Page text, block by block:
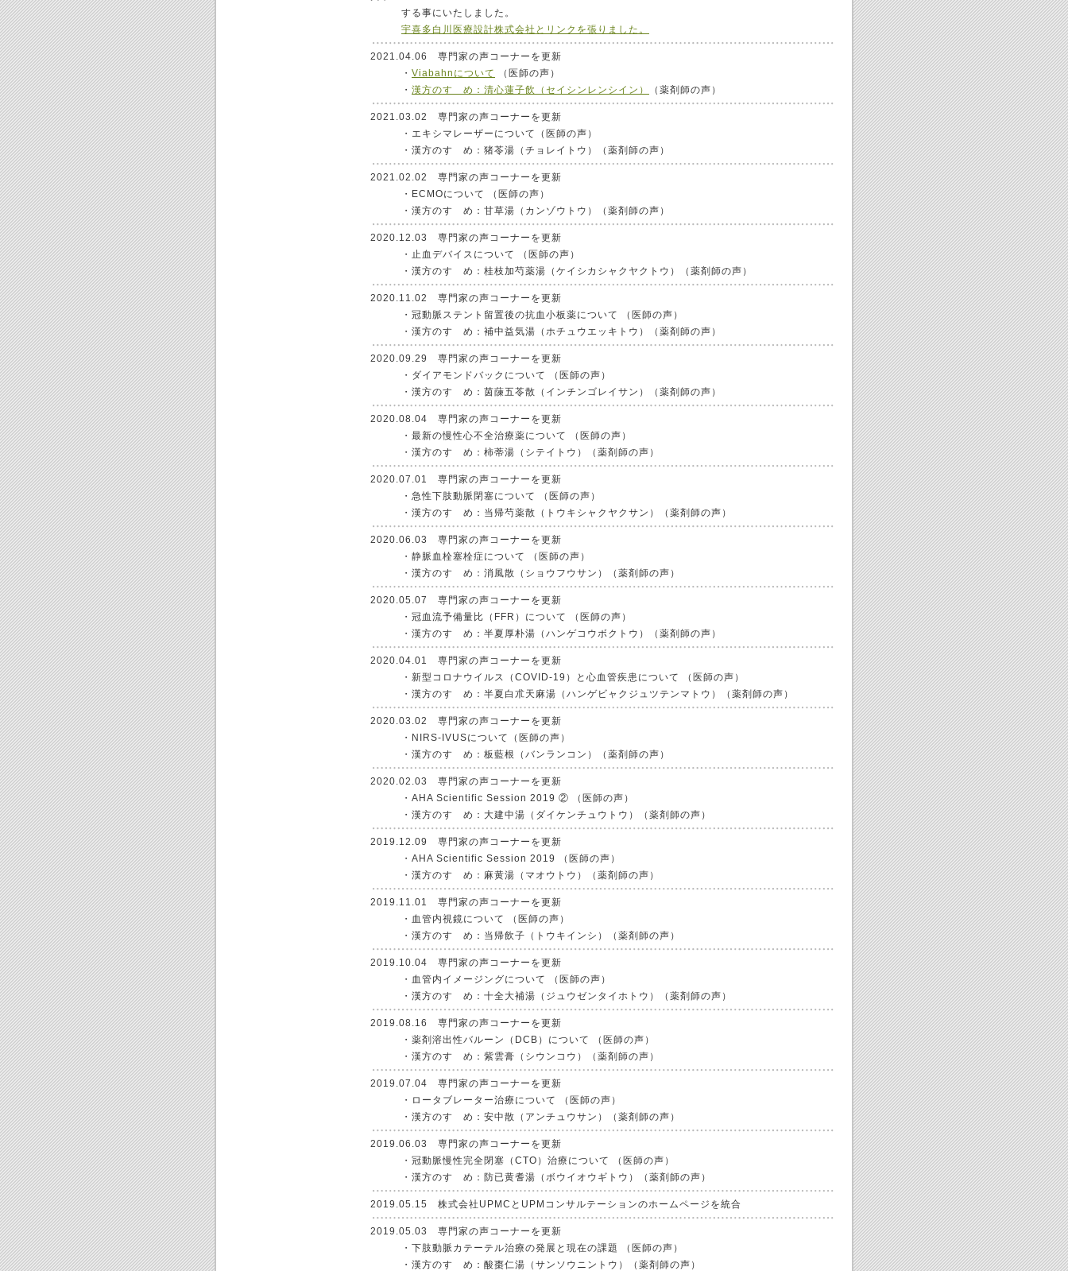
する事にいたしました。
宇喜多白川医療設計株式会社とリンクを張りました。
2021.04.06 専門家の声コーナーを更新
・ Viabahnについて
（医師の声）
・ 漢方のすゝめ：清心蓮子飲（セイシンレンシイン） （薬剤師の声）
2021.03.02 専門家の声コーナーを更新
・エキシマレーザーについて（医師の声）
・漢方のすゝめ：猪苓湯（チョレイトウ）（薬剤師の声）
2021.02.02 専門家の声コーナーを更新
・ECMOについて （医師の声）
・漢方のすゝめ：甘草湯（カンゾウトウ）（薬剤師の声）
2020.12.03 専門家の声コーナーを更新
・止血デバイスについて （医師の声）
・漢方のすゝめ：桂枝加芍薬湯（ケイシカシャクヤクトウ）（薬剤師の声）
2020.11.02 専門家の声コーナーを更新
・冠動脈ステント留置後の抗血小板薬について （医師の声）
・漢方のすゝめ：補中益気湯（ホチュウエッキトウ）（薬剤師の声）
2020.09.29 専門家の声コーナーを更新
・ダイアモンドバックについて （医師の声）
・漢方のすゝめ：茵蔯五苓散（インチンゴレイサン）（薬剤師の声）
2020.08.04 専門家の声コーナーを更新
・最新の慢性心不全治療薬について （医師の声）
・漢方のすゝめ：柿蒂湯（シテイトウ）（薬剤師の声）
2020.07.01 専門家の声コーナーを更新
・急性下肢動脈閉塞について （医師の声）
・漢方のすゝめ：当帰芍薬散（トウキシャクヤクサン）（薬剤師の声）
2020.06.03 専門家の声コーナーを更新
・静脈血栓塞栓症について （医師の声）
・漢方のすゝめ：消風散（ショウフウサン）（薬剤師の声）
2020.05.07 専門家の声コーナーを更新
・冠血流予備量比（FFR）について （医師の声）
・漢方のすゝめ：半夏厚朴湯（ハンゲコウボクトウ）（薬剤師の声）
2020.04.01 専門家の声コーナーを更新
・新型コロナウイルス（COVID-19）と心血管疾患について （医師の声）
・漢方のすゝめ：半夏白朮天麻湯（ハンゲビャクジュツテンマトウ）（薬剤師の声）
2020.03.02 専門家の声コーナーを更新
・NIRS-IVUSについて（医師の声）
・漢方のすゝめ：板藍根（バンランコン）（薬剤師の声）
2020.02.03 専門家の声コーナーを更新
・AHA Scientific Session 2019 ② （医師の声）
・漢方のすゝめ：大建中湯（ダイケンチュウトウ）（薬剤師の声）
2019.12.09 専門家の声コーナーを更新
・AHA Scientific Session 2019 （医師の声）
・漢方のすゝめ：麻黄湯（マオウトウ）（薬剤師の声）
2019.11.01 専門家の声コーナーを更新
・血管内視鏡について （医師の声）
・漢方のすゝめ：当帰飲子（トウキインシ）（薬剤師の声）
2019.10.04 専門家の声コーナーを更新
・血管内イメージングについて （医師の声）
・漢方のすゝめ：十全大補湯（ジュウゼンタイホトウ）（薬剤師の声）
2019.08.16 専門家の声コーナーを更新
・薬剤溶出性バルーン（DCB）について （医師の声）
・漢方のすゝめ：紫雲膏（シウンコウ）（薬剤師の声）
2019.07.04 専門家の声コーナーを更新
・ロータブレーター治療について （医師の声）
・漢方のすゝめ：安中散（アンチュウサン）（薬剤師の声）
2019.06.03 専門家の声コーナーを更新
・冠動脈慢性完全閉塞（CTO）治療について （医師の声）
・漢方のすゝめ：防已黄耆湯（ボウイオウギトウ）（薬剤師の声）
2019.05.15 株式会社UPMCとUPMコンサルテーションのホームページを統合
2019.05.03 専門家の声コーナーを更新
・下肢動脈カテーテル治療の発展と現在の課題 （医師の声）
・漢方のすゝめ：酸棗仁湯（サンソウニントウ）（薬剤師の声）